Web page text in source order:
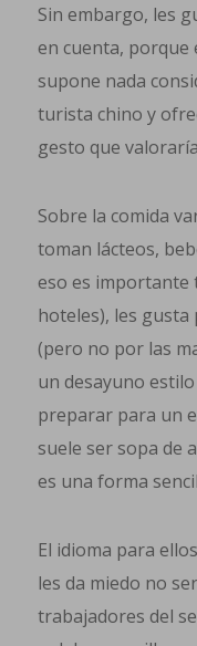
Sin embargo, les
en cuenta, porque
supone nada
turista chino y
gesto que
Sobre la comida
toman lácteos,
eso es importante
hoteles), les
(pero no por las
un desayuno
preparar para un
suele ser sopa de
es una forma
El idioma para
les da miedo no
trabajadores del